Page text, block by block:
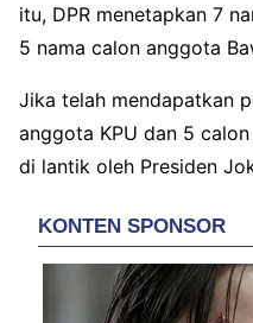
itu, DPR menetapkan 7
5 nama calon anggota
Jika telah mendapatkan
anggota KPU dan 5
di lantik oleh Presiden